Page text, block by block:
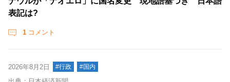
表記は?
1 コメント
2026年8月2日 #行政 #国内